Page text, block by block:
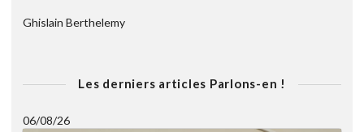
Ghislain Berthelemy
Les derniers articles Parlons-en !
06/08/26